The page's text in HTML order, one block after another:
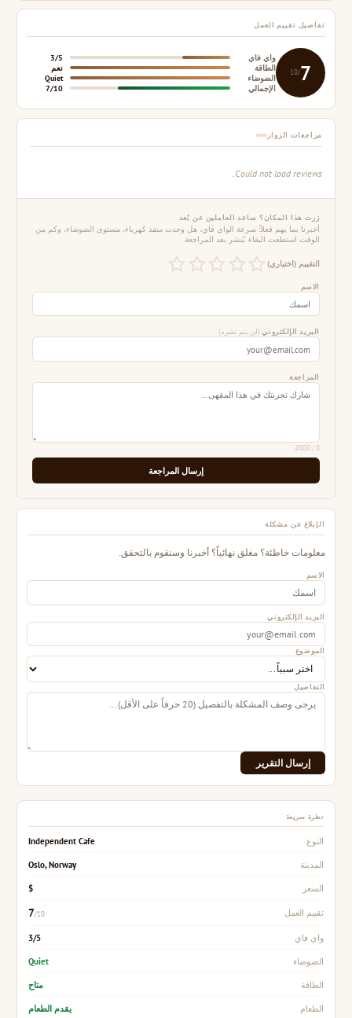
تفاصيل تقييم العمل
7
/10
واي فاي
3/5
الطاقة
نعم
الضوضاء
Quiet
الإجمالي
7/10
مراجعات الزوار
Could not load reviews.
زرت هذا المكان؟ ساعد العاملين عن بُعد
أخبرنا بما يهم فعلاً: سرعة الواي فاي، هل وجدت منفذ كهرباء، مستوى الضوضاء، وكم من
الوقت استطعت البقاء. يُنشر بعد المراجعة.
التقييم (اختياري)
الاسم
البريد الإلكتروني (لن يتم نشره)
المراجعة
0
/ 2000
إرسال المراجعة
الإبلاغ عن مشكلة
معلومات خاطئة؟ مغلق نهائياً؟ أخبرنا وسنقوم بالتحقق.
الاسم
البريد الإلكتروني
الموضوع
التفاصيل
إرسال التقرير
نظرة سريعة
النوع Independent Cafe
المدينة Oslo, Norway
السعر $
تقييم العمل 7/10
واي فاي 3/5
الضوضاء Quiet
الطاقة متاح
الطعام يقدم الطعام